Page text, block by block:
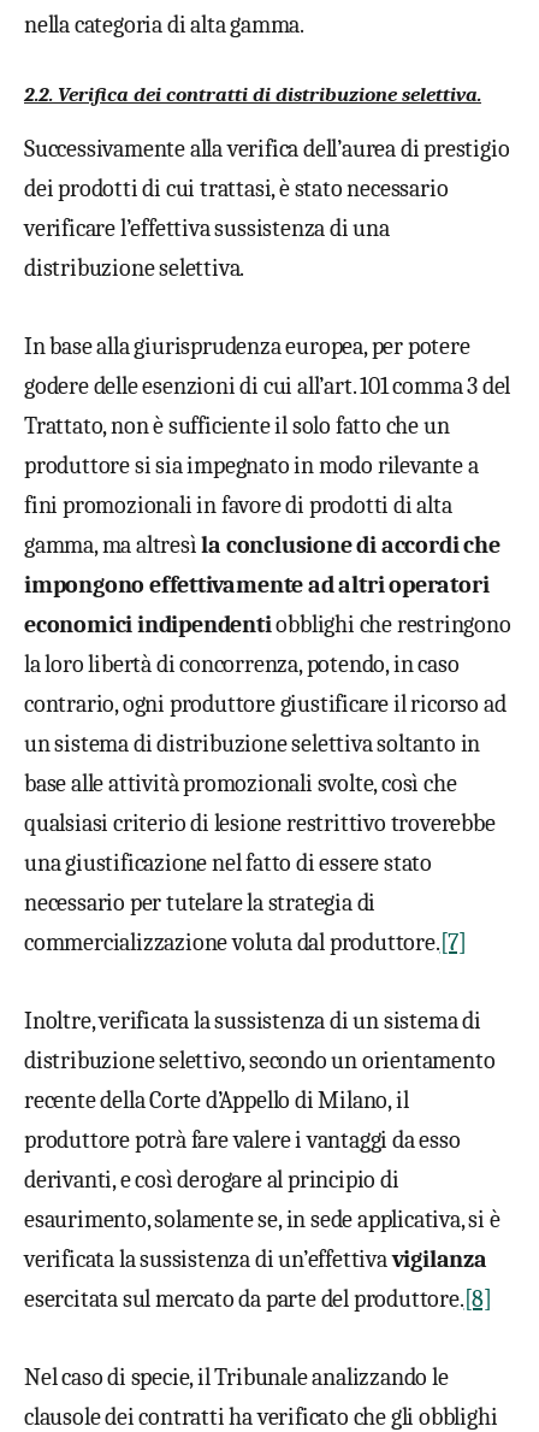
nella categoria di alta gamma.
2.2. Verifica dei contratti di distribuzione selettiva.
Successivamente alla verifica dell’aurea di prestigio
dei prodotti di cui trattasi, è stato necessario
verificare l’effettiva sussistenza di una
distribuzione selettiva.
In base alla giurisprudenza europea, per potere
godere delle esenzioni di cui all’art. 101 comma 3 del
Trattato, non è sufficiente il solo fatto che un
produttore si sia impegnato in modo rilevante a
fini promozionali in favore di prodotti di alta
gamma, ma altresìla conclusione di accordi che
impongono effettivamente ad altri operatori
economici indipendentiobblighi che restringono
la loro libertà di concorrenza, potendo, in caso
contrario, ogni produttore giustificare il ricorso ad
un sistema di distribuzione selettiva soltanto in
base alle attività promozionali svolte, così che
qualsiasi criterio di lesione restrittivo troverebbe
una giustificazione nel fatto di essere stato
necessario per tutelare la strategia di
commercializzazione voluta dal produttore.[7]
Inoltre, verificata la sussistenza di un sistema di
distribuzione selettivo, secondo un orientamento
recente della Corte d’Appello di Milano, il
produttore potrà fare valere i vantaggi da esso
derivanti, e così derogare al principio di
esaurimento, solamente se, in sede applicativa, si è
verificata la sussistenza di un’effettivavigilanza
esercitata sul mercato da parte del produttore.[8]
Nel caso di specie, il Tribunale analizzando le
clausole dei contratti ha verificato che gli obblighi